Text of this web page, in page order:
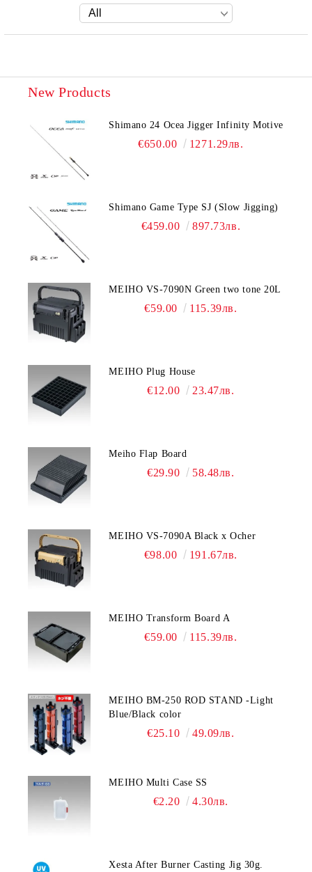
New Products
Shimano 24 Ocea Jigger Infinity Motive
€650.00 1271.29лв.
Shimano Game Type SJ (Slow Jigging)
€459.00 897.73лв.
MEIHO VS-7090N Green two tone 20L
€59.00 115.39лв.
MEIHO Plug House
€12.00 23.47лв.
Meiho Flap Board
€29.90 58.48лв.
MEIHO VS-7090A Black x Ocher
€98.00 191.67лв.
MEIHO Transform Board A
€59.00 115.39лв.
MEIHO BM-250 ROD STAND -Light
Blue/Black color
€25.10 49.09лв.
MEIHO Multi Case SS
€2.20 4.30лв.
Xesta After Burner Casting Jig 30g.